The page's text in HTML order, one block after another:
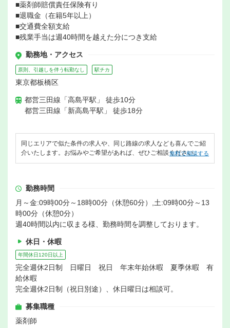
■薬剤師賠償責任保険有り
■退職金（在籍5年以上）
■交通費全額支給
■残業手当は週40時間を越えた分につき支給
勤務地・アクセス
原則、引越しを伴う転勤なし 駅チカ
東京都板橋区
都営三田線「高島平駅」 徒歩10分
都営三田線「新高島平駅」 徒歩18分
同じエリアで似た条件の求人や、同じ路線の求人なども喜んでご紹
介いたします。お悩みやご希望があれば、ぜひご相談ください。
無料で相談する
勤務時間
月～金:09時00分～18時00分（休憩60分）,土:09時00分～13
時00分（休憩0分）
週40時間以内に収まる様、勤務時間を調整しております。
休日・休暇
年間休日120日以上
完全週休2日制 日曜日 祝日 年末年始休暇 夏季休暇 有
給休暇
完全週休2日制（祝日別途）、休日曜日は相談可。
募集職種
薬剤師